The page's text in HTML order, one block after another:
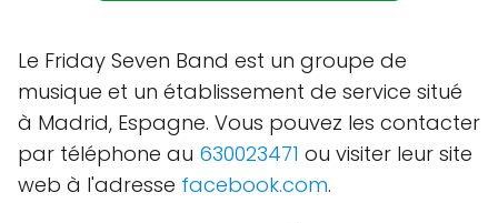
Le Friday Seven Band est un groupe de
musique et un établissement de service situé
à Madrid, Espagne. Vous pouvez les contacter
par téléphone au 630023471 ou visiter leur site
web à l'adresse facebook.com.